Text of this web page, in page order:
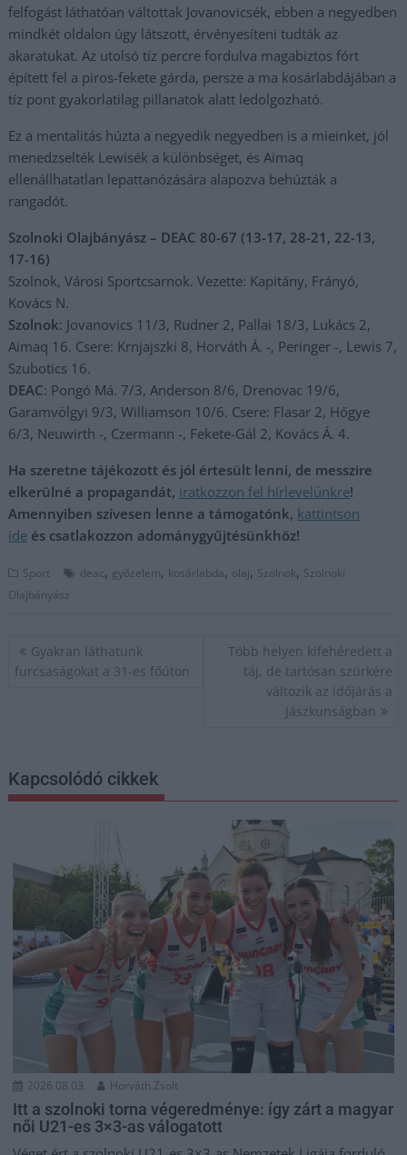
felfogást láthatóan váltottak Jovanovicsék, ebben a negyedben
mindkét oldalon úgy látszott, érvényesíteni tudták az
akaratukat. Az utolsó tíz percre fordulva magabiztos fórt
épített fel a piros-fekete gárda, persze a ma kosárlabdájában a
tíz pont gyakorlatilag pillanatok alatt ledolgozható.
Ez a mentalitás húzta a negyedik negyedben is a mieinket, jól
menedzselték Lewisék a különbséget, és Aimaq
ellenállhatatlan lepattanózására alapozva behúzták a
rangadót.
Szolnoki Olajbányász – DEAC 80-67 (13-17, 28-21, 22-13,
17-16)
Szolnok, Városi Sportcsarnok. Vezette: Kapitány, Frányó,
Kovács N.
Szolnok: Jovanovics 11/3, Rudner 2, Pallai 18/3, Lukács 2,
Aimaq 16. Csere: Krnjajszki 8, Horváth Á. -, Peringer -, Lewis 7,
Szubotics 16.
DEAC: Pongó Má. 7/3, Anderson 8/6, Drenovac 19/6,
Garamvölgyi 9/3, Williamson 10/6. Csere: Flasar 2, Hőgye
6/3, Neuwirth -, Czermann -, Fekete-Gál 2, Kovács Á. 4.
Ha szeretne tájékozott és jól értesült lenni, de messzire
elkerülné a propagandát, iratkozzon fel hírlevelünkre!
Amennyiben szívesen lenne a támogatónk, kattintson
ide és csatlakozzon adománygyűjtésünkhöz!
Sport deac, győzelem, kosárlabda, olaj, Szolnok, Szolnoki
Olajbányász
Bejegyzés
navigáció
Gyakran láthatunk
furcsaságokat a 31-es főúton
Több helyen kifehéredett a
táj, de tartósan szürkére
változik az időjárás a
Jászkunságban
Kapcsolódó cikkek
2026.08.03. Horváth Zsolt
Itt a szolnoki torna végeredménye: így zárt a magyar
női U21-es 3×3-as válogatott